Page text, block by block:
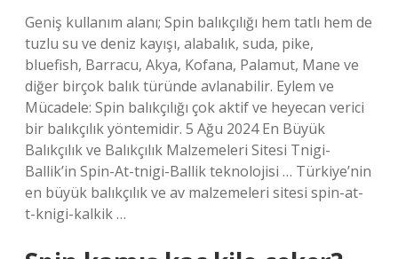
Geniş kullanım alanı; Spin balıkçılığı hem tatlı hem de
tuzlu su ve deniz kayışı, alabalık, suda, pike,
bluefish, Barracu, Akya, Kofana, Palamut, Mane ve
diğer birçok balık türünde avlanabilir. Eylem ve
Mücadele: Spin balıkçılığı çok aktif ve heyecan verici
bir balıkçılık yöntemidir. 5 Ağu 2024 En Büyük
Balıkçılık ve Balıkçılık Malzemeleri Sitesi Tnigi-
Ballik’in Spin-At-tnigi-Ballik teknolojisi … Türkiye’nin
en büyük balıkçılık ve av malzemeleri sitesi spin-at-
t-knigi-kalkik …